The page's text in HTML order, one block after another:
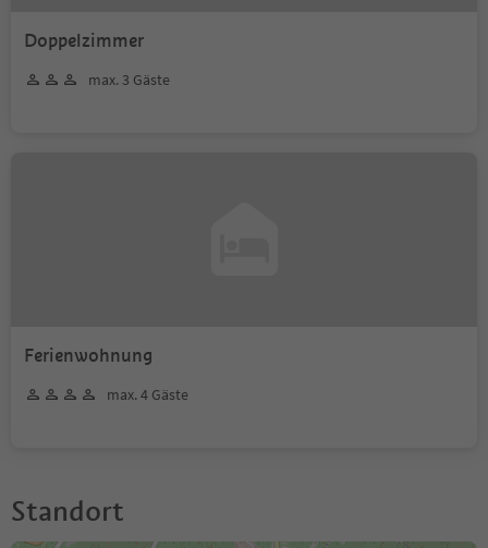
Doppelzimmer
max. 3 Gäste
Ferienwohnung
max. 4 Gäste
Standort